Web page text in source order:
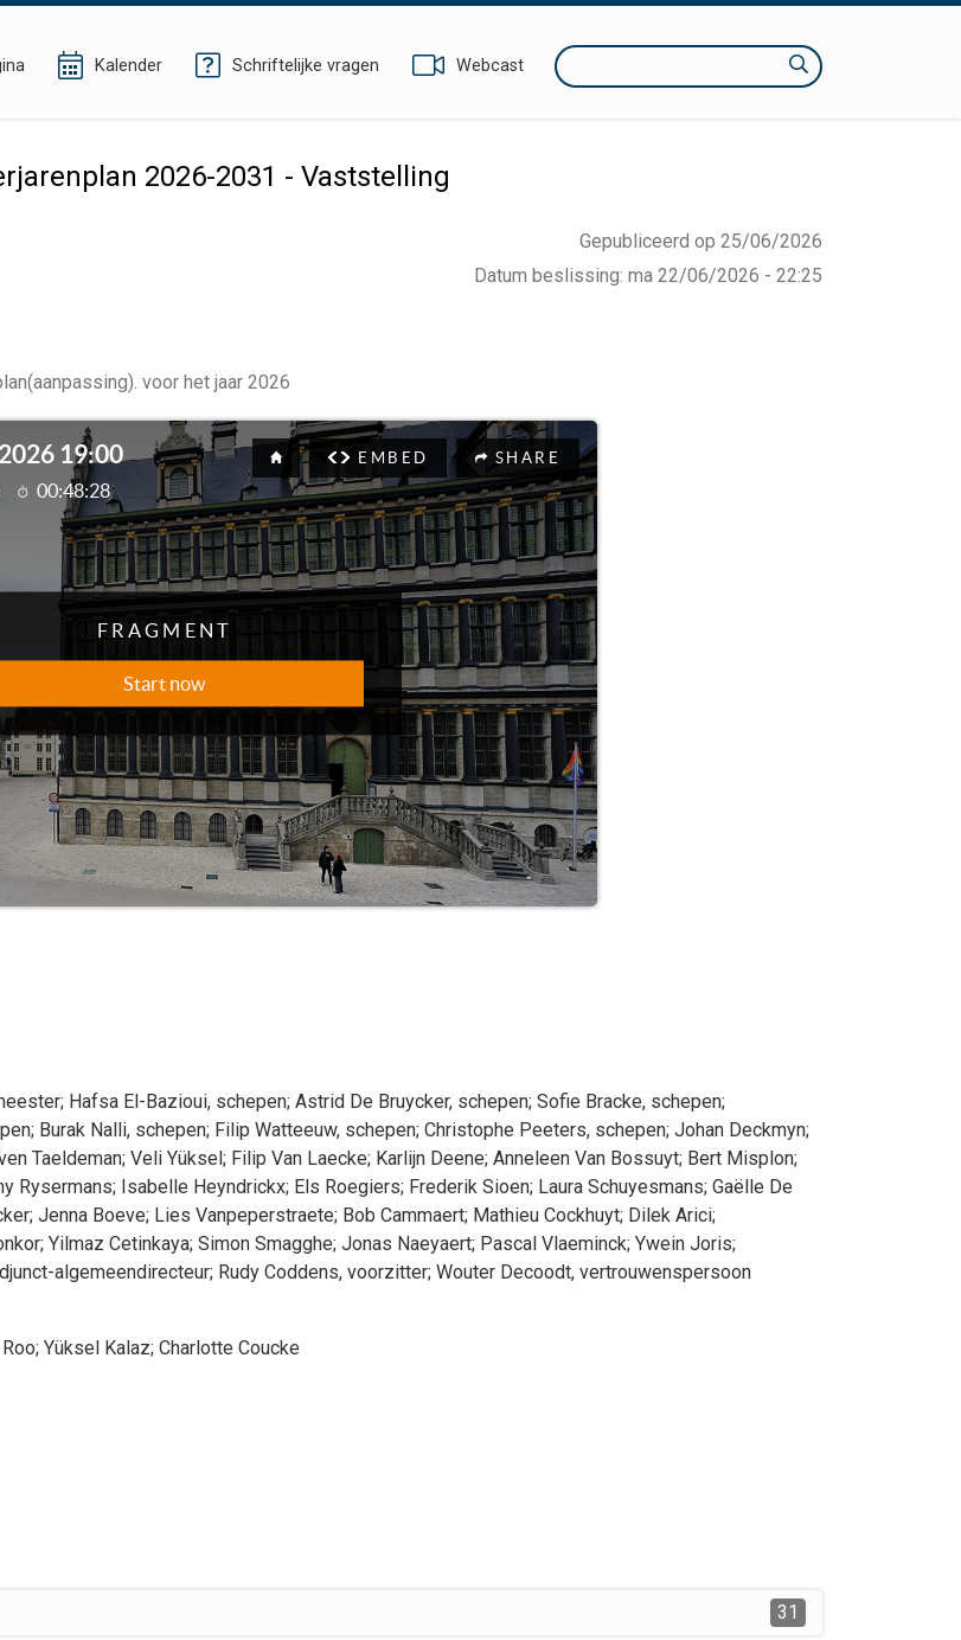
Kalender Schriftelijke vragen Webcast Zoeken
2026-2031 - Vaststelling
Gepubliceerd op 25/06/2026
Datum beslissing: ma 22/06/2026 - 22:25
voor het jaar 2026
; Hafsa El-Bazioui, schepen; Astrid De Bruycker, schepen; Sofie Bracke, schepen;
; Burak Nalli, schepen; Filip Watteeuw, schepen; Christophe Peeters, schepen; Johan Deckmyn;
Taeldeman; Veli Yüksel; Filip Van Laecke; Karlijn Deene; Anneleen Van Bossuyt; Bert Misplon;
Rysermans; Isabelle Heyndrickx; Els Roegiers; Frederik Sioen; Laura Schuyesmans; Gaëlle De
; Jenna Boeve; Lies Vanpeperstraete; Bob Cammaert; Mathieu Cockhuyt; Dilek Arici;
; Yilmaz Cetinkaya; Simon Smagghe; Jonas Naeyaert; Pascal Vlaeminck; Ywein Joris;
algemeendirecteur; Rudy Coddens, voorzitter; Wouter Decoodt, vertrouwenspersoon
; Yüksel Kalaz; Charlotte Coucke
31